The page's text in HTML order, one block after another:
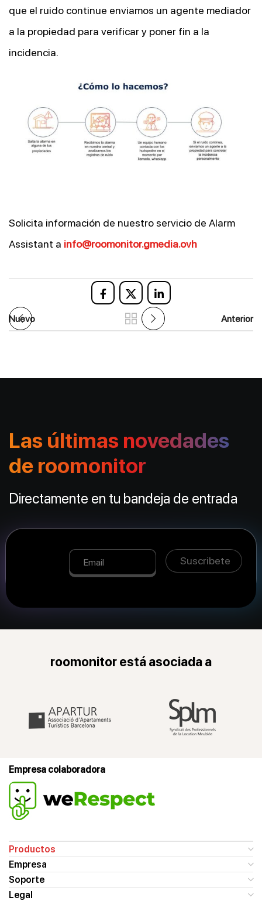
que el ruido continue enviamos un agente mediador
a la propiedad para verificar y poner fin a la
incidencia.
Solicita información de nuestro servicio de Alarm
Assistant a info@roomonitor.gmedia.ovh
Nuevo Anterior
Las últimas novedades
de roomonitor
Directamente en tu bandeja de entrada
roomonitor está asociada a
Empresa colaboradora
Productos
Empresa
Soporte
Legal